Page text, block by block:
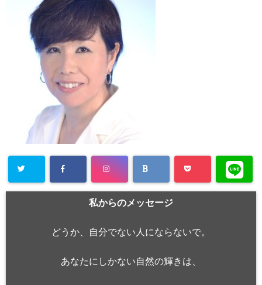
私からのメッセージ
どうか、自分でない人にならないで。
あなたにしかない自然の輝きは、